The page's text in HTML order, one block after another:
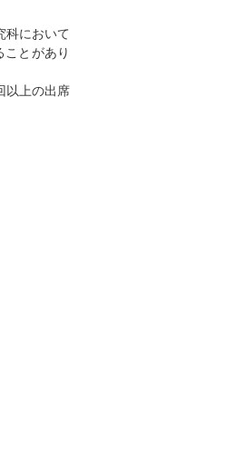
科において
とがあり
以上の出席